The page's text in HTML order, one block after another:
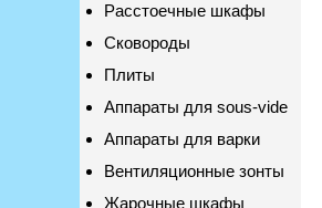
Расстоечные шкафы
Сковороды
Плиты
Аппараты для sous-vide
Аппараты для варки
Вентиляционные зонты
Жарочные шкафы